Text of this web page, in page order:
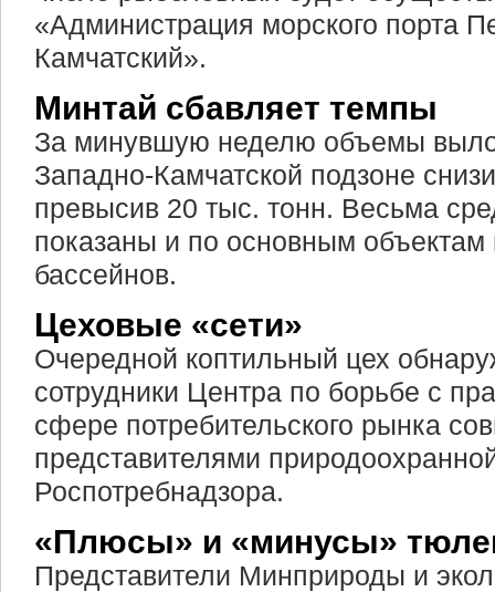
«Администрация морского порта
Камчатский».
Минтай сбавляет темпы
За минувшую неделю объемы
Западно-Камчатской подзоне
превысив 20 тыс. тонн. Весьма
показаны и по основным
бассейнов.
Цеховые «сети»
Очередной коптильный цех
сотрудники Центра по борьбе с
сфере потребительского рынка
представителями
Роспотребнадзора.
«Плюсы» и «минусы»
Представители Минприроды и